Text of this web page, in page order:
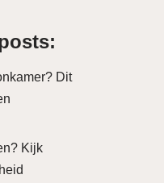
Dit
Kijk